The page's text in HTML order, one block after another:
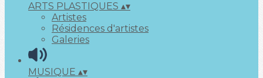
ARTS PLASTIQUES ▴▾
Artistes
Résidences d'artistes
Galeries
MUSIQUE ▴▾